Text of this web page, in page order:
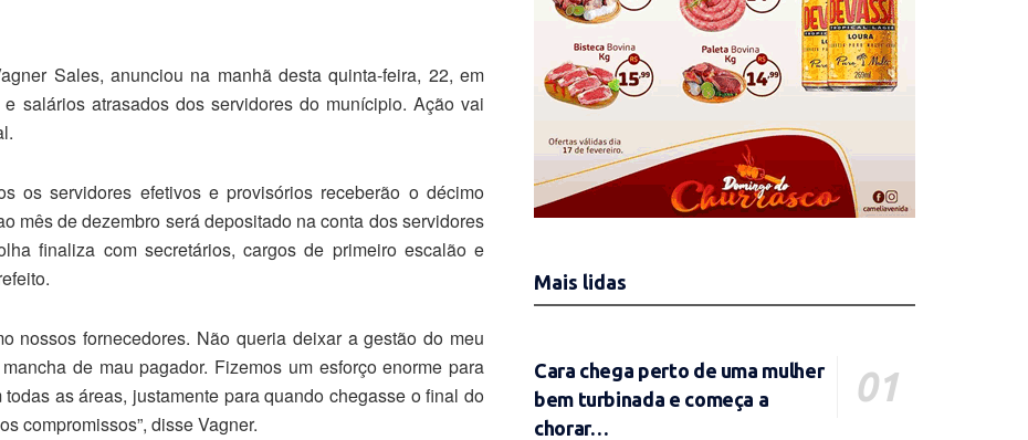
Sales, anunciou na manhã desta quinta-feira, 22, em
salários atrasados dos servidores do munícipio. Ação vai
os servidores efetivos e provisórios receberão o décimo
mês de dezembro será depositado na conta dos servidores
finaliza com secretários, cargos de primeiro escalão e
nossos fornecedores. Não queria deixar a gestão do meu
de mau pagador. Fizemos um esforço enorme para
as áreas, justamente para quando chegasse o final do
compromissos”, disse Vagner.
Mais lidas
Cara chega perto de uma mulher
bem turbinada e começa a
chorar…